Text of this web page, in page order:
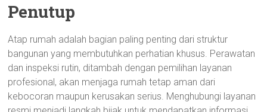
Penutup
Atap rumah adalah bagian paling penting dari struktur
bangunan yang membutuhkan perhatian khusus. Perawatan
dan inspeksi rutin, ditambah dengan pemilihan layanan
profesional, akan menjaga rumah tetap aman dari
kebocoran maupun kerusakan serius. Menghubungi layanan